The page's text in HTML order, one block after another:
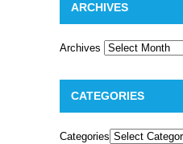
ARCHIVES
Archives
CATEGORIES
Categories